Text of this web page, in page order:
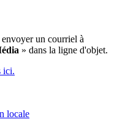
un courriel à
» dans la ligne d'objet.
ici.
locale